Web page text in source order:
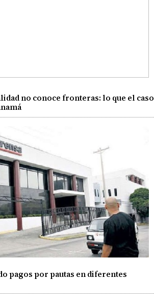
no conoce fronteras: lo que el caso
pagos por pautas en diferentes